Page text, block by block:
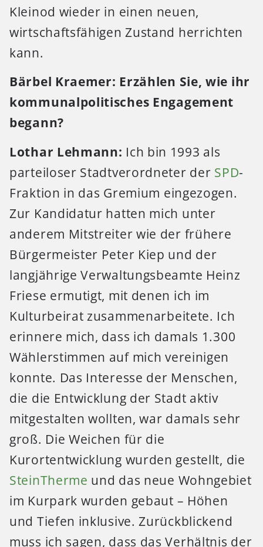
Kleinod wieder in einen neuen,
wirtschaftsfähigen Zustand herrichten
kann.
Bärbel Kraemer: Erzählen Sie, wie ihr
kommunalpolitisches Engagement
begann?
Lothar Lehmann: Ich bin 1993 als
parteiloser Stadtverordneter der SPD-
Fraktion in das Gremium eingezogen.
Zur Kandidatur hatten mich unter
anderem Mitstreiter wie der frühere
Bürgermeister Peter Kiep und der
langjährige Verwaltungsbeamte Heinz
Friese ermutigt, mit denen ich im
Kulturbeirat zusammenarbeitete. Ich
erinnere mich, dass ich damals 1.300
Wählerstimmen auf mich vereinigen
konnte. Das Interesse der Menschen,
die die Entwicklung der Stadt aktiv
mitgestalten wollten, war damals sehr
groß. Die Weichen für die
Kurortentwicklung wurden gestellt, die
SteinTherme und das neue Wohngebiet
im Kurpark wurden gebaut – Höhen
und Tiefen inklusive. Zurückblickend
muss ich sagen, dass das Verhältnis der